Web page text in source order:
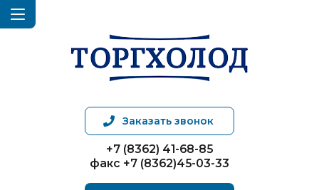
Заказать звонок
+7 (8362) 41-68-85
факс +7 (8362)45-03-33